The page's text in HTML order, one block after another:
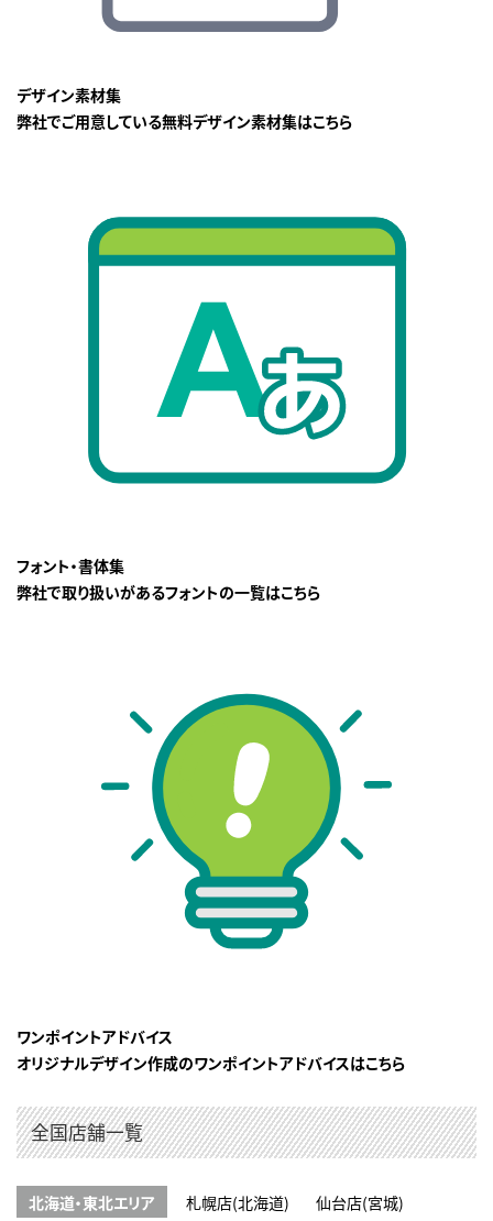
デザイン素材集
弊社でご用意している無料デザイン素材集はこちら
フォント・書体集
弊社で取り扱いがあるフォントの一覧はこちら
ワンポイントアドバイス
オリジナルデザイン作成のワンポイントアドバイスはこちら
全国店舗一覧
北海道・東北エリア 札幌店(北海道) 仙台店(宮城)